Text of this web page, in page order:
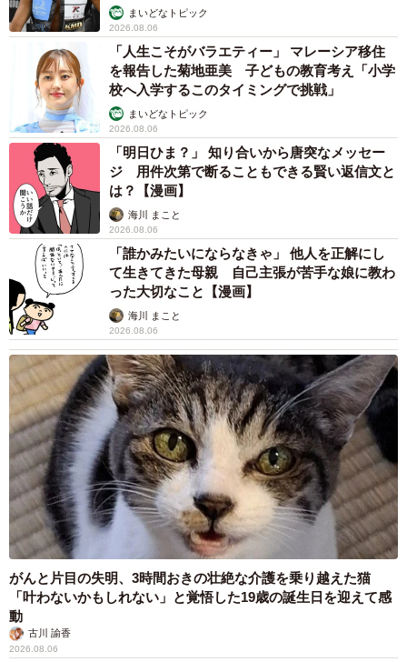
ものが！？「だから黄色なんですね」
中将 タカノリ
2026.08.06
【物価高が直撃】お盆帰省「予定なし」が約半
数 新幹線・高速バスの「使い分け」が鮮明に
まいどなニュース情報部
2026.08.06
83歳父が骨折で入院 ３カ月の病院生活があま
りに退屈で「画用紙と色鉛筆持ってこい！」→
スケッチブックを見た家族が仰天「これ、売れ
ますよ…」
中将 タカノリ
2026.08.06
1歳息子が腕を亜脱臼 「奥さん、専業主婦な
のに」と夫の後輩から一言 母は泣きながら対
応し必死だった 何年もたった今もたまに思い
出し…山岡 もと子
2026.08.06
子どもの学校外の学習時間が11年で2割減少
「家庭学習0分層」が約半数に達する深刻な実
態と広がる学習格差
まいどなニュース情報部
2026.08.06
「事故物件」という言葉のイメージにとらわれ
ていませんか？ 不動産業者が語る「物件の可
能性」を閉ざさないために必要なこと